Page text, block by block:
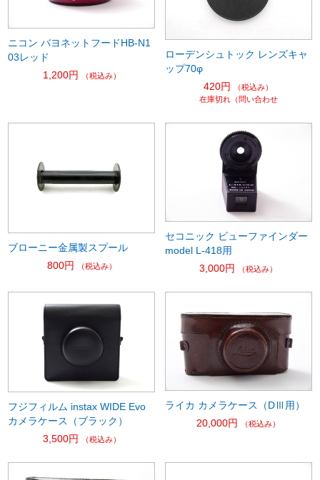
ニコン バヨネットフードHB-N1
03レッド
1,200円
（税込み）
ローデンシュトック レンズキャ
ップ70φ
420円
（税込み）
在庫切れ（問い合わせ
ブローニー金属製スプール
800円
（税込み）
セコニック ビューファインダー
model L-418用
3,000円
（税込み）
フジフィルム instax WIDE Evo
カメラケース（ブラック）
3,500円
（税込み）
ライカ カメラケース（DⅢ用）
20,000円
（税込み）